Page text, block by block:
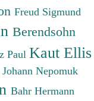
Freud Sigmund
Berendsohn
Paul Kaut Ellis
Nepomuk
Bahr Hermann